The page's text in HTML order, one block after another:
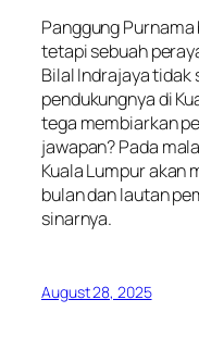
Panggung
tetapi sebuah
Bilal Indrajaya tidak
pendukungnya di
tega membiarkan
jawapan? Pada
Kuala Lumpur akan
bulan dan lautan
sinarnya.
August 28, 2025